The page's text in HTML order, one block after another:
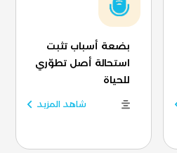
بضعة أسباب تثبت
استحالة أصل تطوّري
للحياة
شاهد المزيد